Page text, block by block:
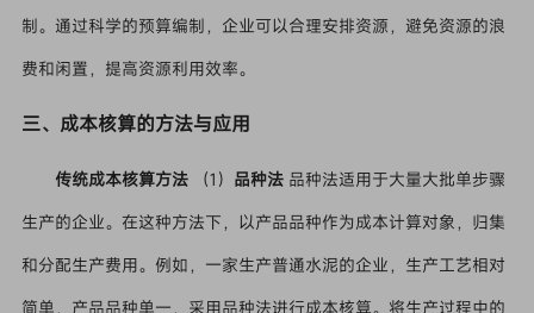
制。通过科学的预算编制，企业可以合理安排资源，避免资源的浪
费和闲置，提高资源利用效率。
三、成本核算的方法与应用
传统成本核算方法（1） 品种法品种法适用于大量大批单步骤
生产的企业。在这种方法下，以产品品种作为成本计算对象，归集
和分配生产费用。例如，一家生产普通水泥的企业，生产工艺相对
简单，产品品种单一，采用品种法进行成本核算。将生产过程中的